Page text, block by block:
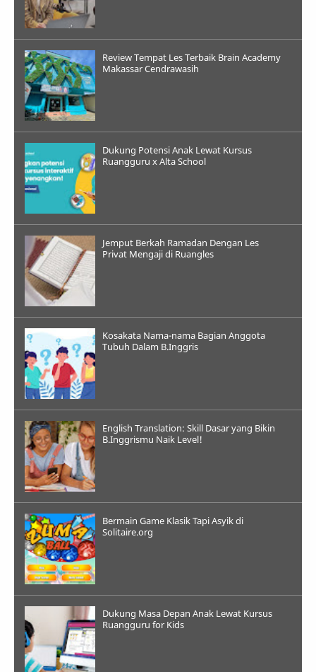
Review Tempat Les Terbaik Brain Academy
Makassar Cendrawasih
Dukung Potensi Anak Lewat Kursus
Ruangguru x Alta School
Jemput Berkah Ramadan Dengan Les
Privat Mengaji di Ruangles
Kosakata Nama-nama Bagian Anggota
Tubuh Dalam B.Inggris
English Translation: Skill Dasar yang Bikin
B.Inggrismu Naik Level!
Bermain Game Klasik Tapi Asyik di
Solitaire.org
Dukung Masa Depan Anak Lewat Kursus
Ruangguru for Kids